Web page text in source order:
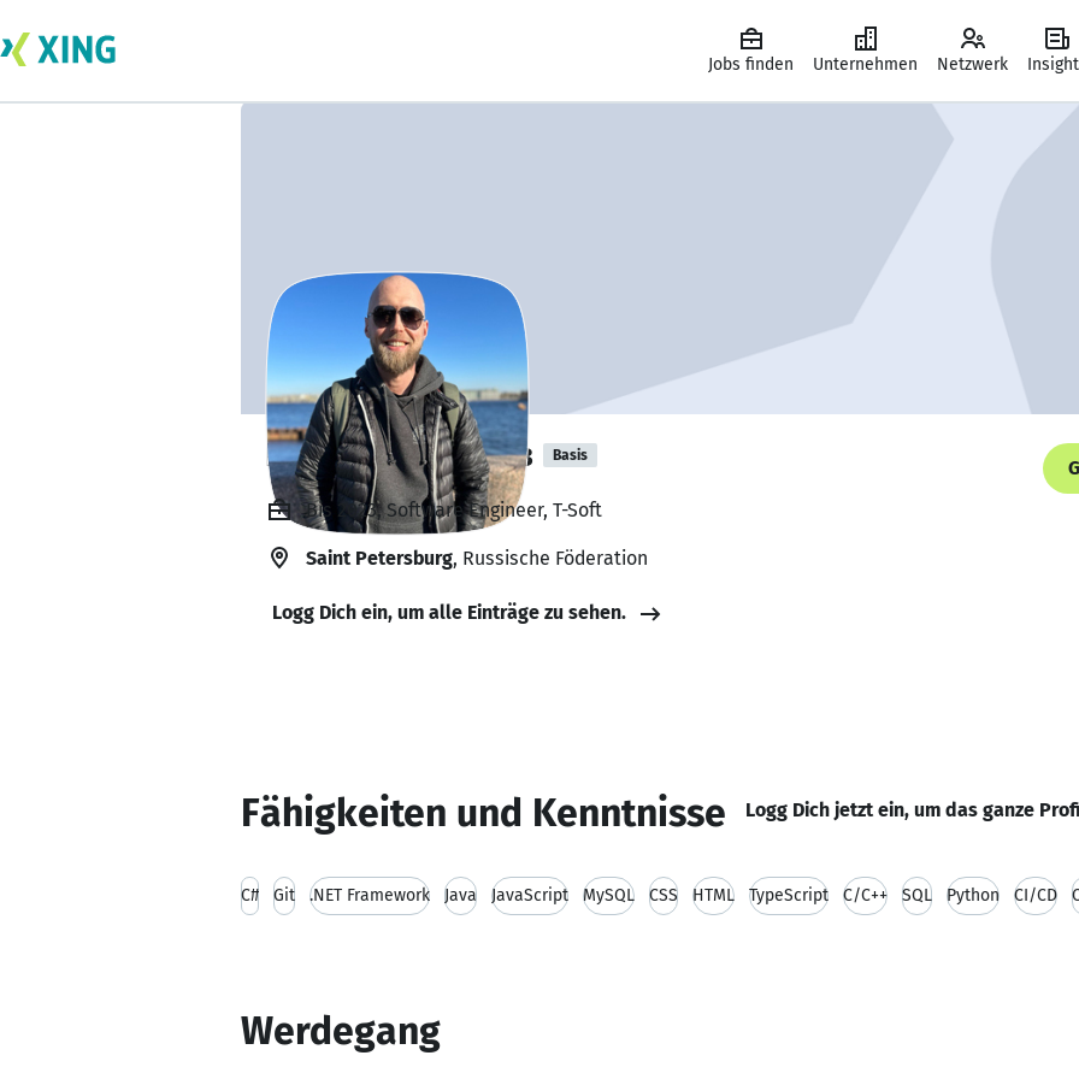
Jobs finden Unternehmen Netzwerk
Евгений Савков Basis
Bis 2023, Software Engineer, T-Soft
Saint Petersburg, Russische Föderation
Logg Dich ein, um alle Einträge zu sehen.
Fähigkeiten und Kenntnisse Logg Dich jetzt ein, um das ganze
C# Git .NET Framework Java JavaScript MySQL CSS HTML TypeScript C/C++ SQL Python CI/CD
Werdegang